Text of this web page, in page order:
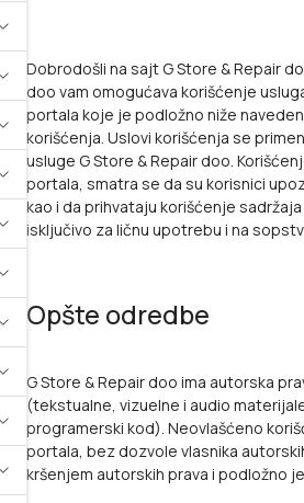
Dobrodošli na sajt G Store & Repair
doo vam omogućava korišćenje
portala koje je podložno niže
korišćenja. Uslovi korišćenja se
usluge G Store & Repair doo.
portala, smatra se da su korisnici
kao i da prihvataju korišćenje
isključivo za ličnu upotrebu i na
Opšte odredbe
G Store & Repair doo ima autorska
(tekstualne, vizuelne i audio
programerski kod). Neovlašćeno
portala, bez dozvole vlasnika
kršenjem autorskih prava i podložno